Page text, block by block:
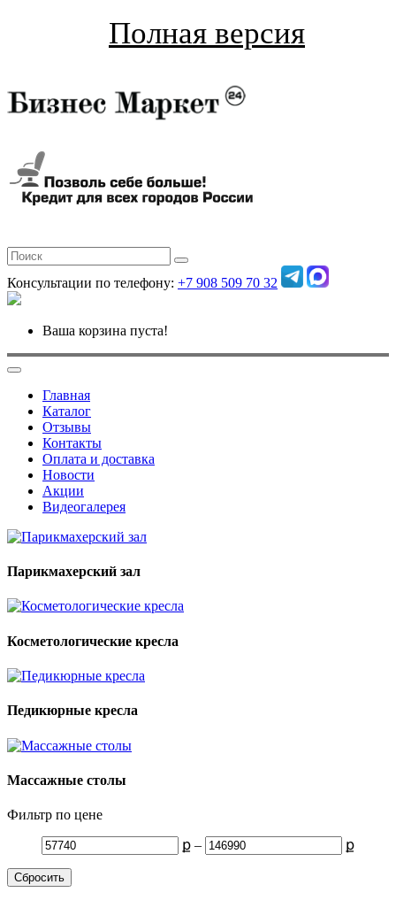
Полная версия
Консультации по телефону: +7 908 509 70 32
Ваша корзина пуста!
Главная
Каталог
Отзывы
Контакты
Оплата и доставка
Новости
Акции
Видеогалерея
Парикмахерский зал
Косметологические кресла
Педикюрные кресла
Массажные столы
Фильтр по цене
ք – ք
Сбросить